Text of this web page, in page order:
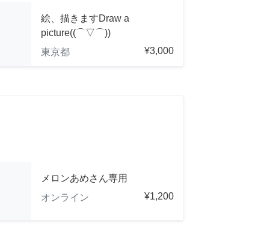
絵、描きますDraw a
picture((⌒▽⌒))
東京都
¥3,000
メロンあめさん専用
オンライン
¥1,200